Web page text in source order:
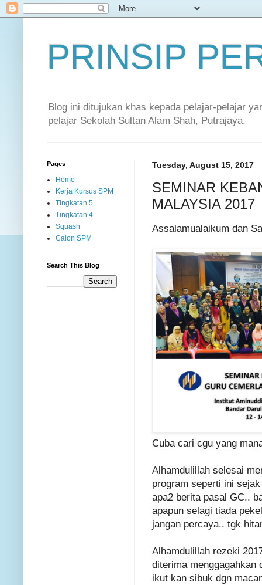
PRINSIP
Blog ini ditujukan khas kepada pelajar-pelajar
pelajar Sekolah Sultan Alam Shah, Putrajaya.
Tuesday, August 15, 2017
SEMINAR
MALAYSIA 2017
Assalamualaikum dan
Cuba cari cgu yang
Alhamdulillah selesai
program seperti ini
apa2 berita pasal GC..
apapun selagi tiada
jangan percaya.. tgk
Alhamdulillah rezeki
diterima
ikut kan sibuk dgn
Pages
Home
Kerja Kursus SPM
Tingkatan 5
Tingkatan 4
Squash
Calon SPM
Search This Blog